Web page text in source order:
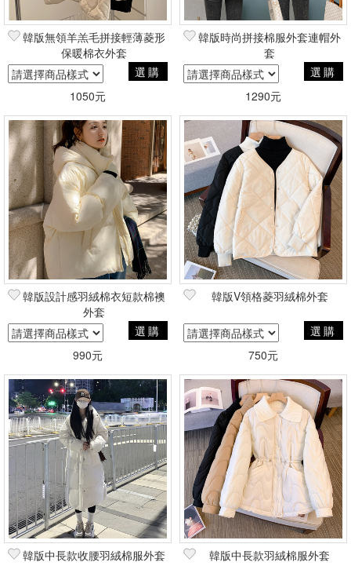
韓版無領羊羔毛拼接輕薄菱形
保暖棉衣外套
選購
1050元
韓版時尚拼接棉服外套連帽外
套
選購
1290元
韓版設計感羽絨棉衣短款棉襖
外套
選購
990元
韓版V領格菱羽絨棉外套
選購
750元
韓版中長款收腰羽絨棉服外套 韓版中長款羽絨棉服外套